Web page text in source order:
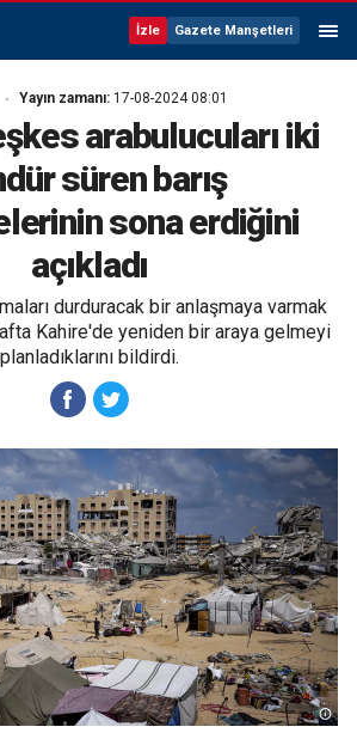
İzle Gazete Manşetleri
Yayın zamanı: 17-08-2024 08:01
arabulucuları iki
süren barış
sona erdiğini
açıkladı
durduracak bir anlaşmaya varmak
Kahire'de yeniden bir araya gelmeyi
planladıklarını bildirdi.